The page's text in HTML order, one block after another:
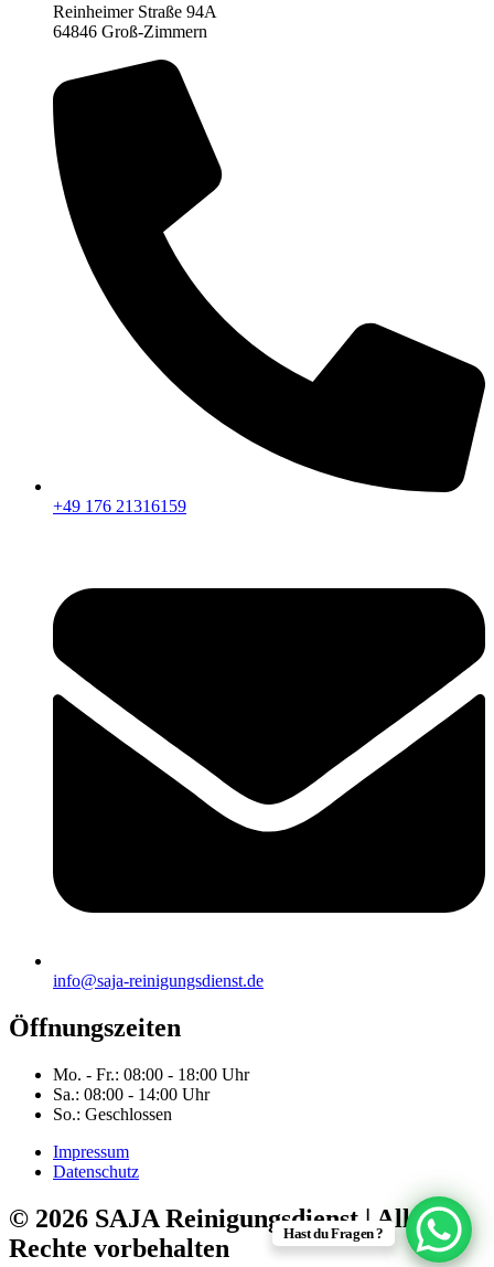
Reinheimer Straße 94A
64846 Groß-Zimmern
+49 176 21316159
info@saja-reinigungsdienst.de
Öffnungszeiten
Mo. - Fr.: 08:00 - 18:00 Uhr
Sa.: 08:00 - 14:00 Uhr
So.: Geschlossen
Impressum
Datenschutz
© 2026 SAJA Reinigungsdienst | Alle
Rechte vorbehalten
Hast du Fragen ?